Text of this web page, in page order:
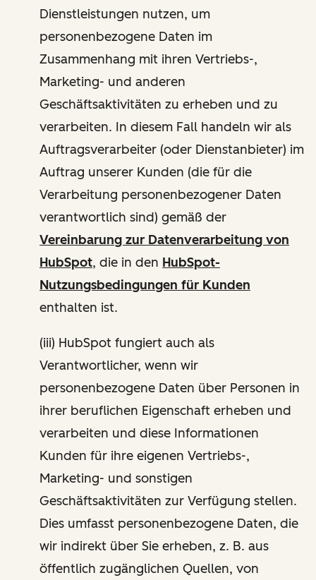
Dienstleistungen nutzen, um
personenbezogene Daten im
Zusammenhang mit ihren Vertriebs-,
Marketing- und anderen
Geschäftsaktivitäten zu erheben und zu
verarbeiten. In diesem Fall handeln wir als
Auftragsverarbeiter (oder Dienstanbieter) im
Auftrag unserer Kunden (die für die
Verarbeitung personenbezogener Daten
verantwortlich sind) gemäß der
Vereinbarung zur Datenverarbeitung von
HubSpot, die in den HubSpot-
Nutzungsbedingungen für Kunden
enthalten ist.
(iii) HubSpot fungiert auch als
Verantwortlicher, wenn wir
personenbezogene Daten über Personen in
ihrer beruflichen Eigenschaft erheben und
verarbeiten und diese Informationen
Kunden für ihre eigenen Vertriebs-,
Marketing- und sonstigen
Geschäftsaktivitäten zur Verfügung stellen.
Dies umfasst personenbezogene Daten, die
wir indirekt über Sie erheben, z. B. aus
öffentlich zugänglichen Quellen, von